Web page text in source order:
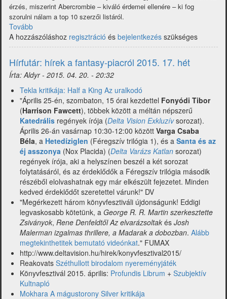
érzés, miszerint Abercrombie – kiváló érdemei ellenére – ki fog
szorulni nálam a top 10 szerzői listáról.
Tovább
Abercrombie:
Half
a
King
Az
uralkodó
-
rövid
kritika)
A hozzászóláshoz regisztráció és bejelentkezés szükséges
Hírfutár: hírek a fantasy-piacról 2015. 17. hét
Írta:Aldyr- 2015. 04. 20. - 20:32
Tekla kritikája: Half a King Az uralkodó
"Április 25-én, szombaton, 15 órai kezdettel Fonyódi Tibor
(Harrison Fawcett), többek között a méltán népszerű
Katedrális regények írója (Delta Vision Exkluzívsorozat).
Április 26-án vasárnap 10:30-12:00 között Varga Csaba
Béla, a Hetedíziglen (Féregszív trilógia 1), és a Santa és az
éj asszonya (Nox Placida) (Delta Varázs Katlan sorozat)
regények írója, aki a helyszínen beszél a két sorozat
folytatásáról, és az érdeklődők a Féregszív trilógia második
részéből elolvashatnak egy már elkészült fejezetet. Minden
kedved érdeklődőt szeretettel várunk!" DV
"Megérkezett három könyvfesztiváli újdonságunk! Eddigi
legvaskosabb kötetünk, a George R. R. Martin szerkesztette
Zsiványok, Rene Denfeldtől Az elvarázsoltak és Josh
Malerman izgalmas thrillere, a Madarak a dobozban. Alább
megtekinthetitek bemutató videónkat." FUMAX
http://www.deltavision.hu/hirek/konyvfesztival2015/
Reakovats Széthullott birodalom nyereményjáték
Könyvfesztivál 2015. április: Profundis Librum + Szubjektív
Kultnapló
Mokhara A mágustorony Silver kritikája